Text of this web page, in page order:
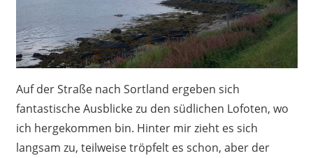
Auf der Straße nach Sortland ergeben sich
fantastische Ausblicke zu den südlichen Lofoten, wo
ich hergekommen bin. Hinter mir zieht es sich
langsam zu, teilweise tröpfelt es schon, aber der